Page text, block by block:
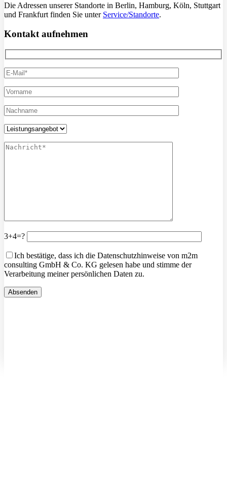
Die Adressen unserer Standorte in Berlin, Hamburg, Köln, Stuttgart
und Frankfurt finden Sie unter Service/Standorte.
Kontakt aufnehmen
3+4=?
Ich bestätige, dass ich die Datenschutzhinweise von m2m
consulting GmbH & Co. KG gelesen habe und stimme der
Verarbeitung meiner persönlichen Daten zu.